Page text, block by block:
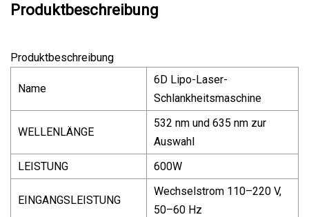
Produktbeschreibung
Produktbeschreibung
Name
6D Lipo-Laser-
Schlankheitsmaschine
WELLENLÄNGE
532 nm und 635 nm zur
Auswahl
LEISTUNG
600W
EINGANGSLEISTUNG
Wechselstrom 110–220 V,
50–60 Hz